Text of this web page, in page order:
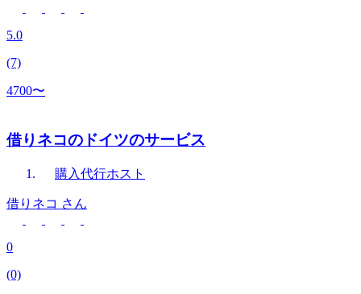
5.0
(7)
4700〜
借りネコのドイツのサービス
購入代行ホスト
借りネコ さん
0
(0)